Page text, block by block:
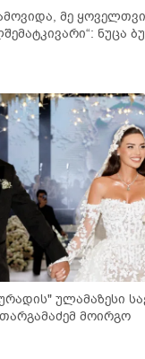
მე
ნუცა
მოირგო